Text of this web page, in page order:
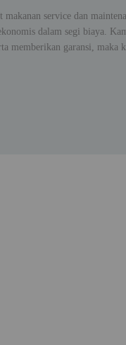
service dan
dalam segi biaya.
memberikan garansi,